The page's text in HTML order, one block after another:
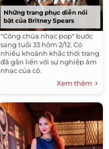
Những trang phục diễn nổi
bật của Britney Spears
"Công chúa nhạc pop" bước
sang tuổi 33 hôm 2/12. Có
nhiều khoảnh khắc thời trang
đã gắn liền với sự nghiệp âm
nhạc của cô.
Xem thêm